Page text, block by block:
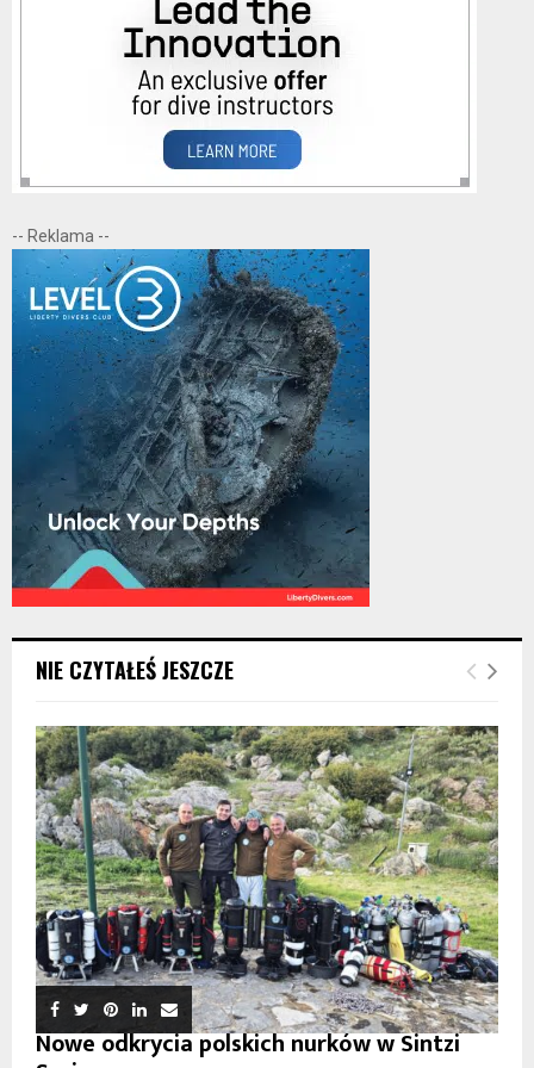
-- Reklama --
NIE CZYTAŁEŚ JESZCZE
Nowe odkrycia polskich nurków w Sintzi